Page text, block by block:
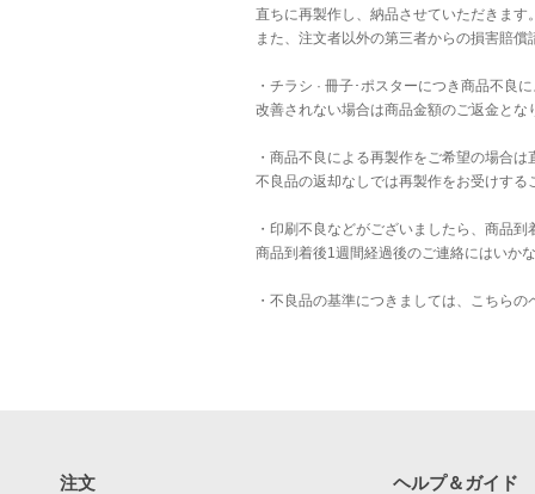
直ちに再製作し、納品させていただきま
また、注文者以外の第三者からの損害賠
・チラシ · 冊子･ポスターにつき商品不良
改善されない場合は商品金額のご返金と
・商品不良による再製作をご希望の場合
不良品の返却なしでは再製作をお受けする
・印刷不良などがございましたら、商品
商品到着後1週間経過後のご連絡にはいか
・不良品の基準につきましては、 こちらの
注文 ヘルプ＆ガイド